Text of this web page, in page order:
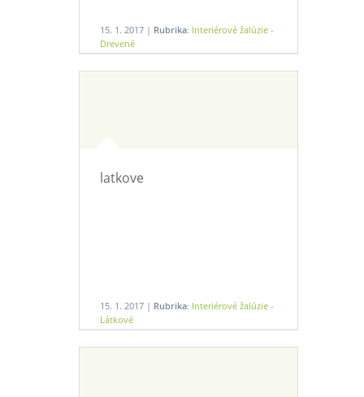
15. 1. 2017 | Rubrika: Interiérové žalúzie -
Drevené
latkove
15. 1. 2017 | Rubrika: Interiérové žalúzie -
Látkové